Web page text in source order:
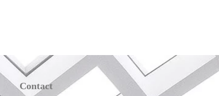
pour une Murder Party à domicile ?
octobre 14, 2024